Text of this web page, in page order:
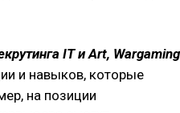
IT и Art, Wargaming
и навыков, которые
на позиции